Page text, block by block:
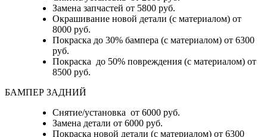
Замена запчастей от 5800 руб.
Окрашивание новой детали (с материалом) от
8000 руб.
Покраска до 30% бампера (с материалом) от 6300
руб.
Покраска до 50% повреждения (с материалом) от
8500 руб.
БАМПЕР ЗАДНИЙ
Снятие/установка от 6000 руб.
Замена детали от 6000 руб.
Покраска новой детали (с материалом) от 6300